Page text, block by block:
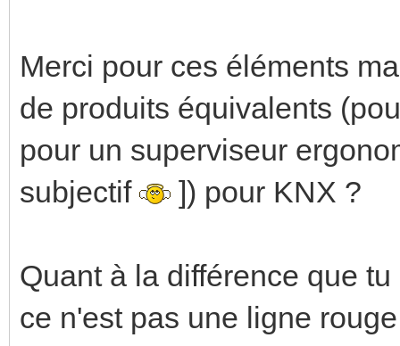
Merci pour ces éléments
de produits équivalents
pour un superviseur
subjectif
]) pour KNX ?
Quant à la différence que
ce n'est pas une ligne